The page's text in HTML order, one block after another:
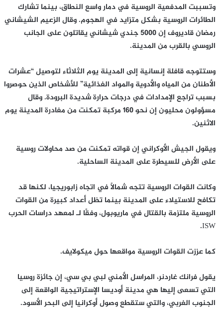
وتسببت المدفعية الروسية في دمار واسع النطاق، بينما تشارك
الطائرات الروسية بشكل متزايد في الهجوم. وقال الزعيم الشيشاني
رمضان قاديروف إن 5000 جندي شيشاني يقاتلون على الجانب
الروسي بالقرب من المدينة.
وستتوجه قافلة إنسانية إلى المدينة يوم الثلاثاء لتوصيل “عشرات
الأطنان من المياه والأدوية والمواد الغذائية” للأشخاص الذين حوصروا
بسبب تراجع الإمدادات في درجات حرارة شديدة البرودة. وقال
مسؤولون محليون إن نحو 160 مركبة تمكنت من مغادرة المدينة يوم
الاثنين.
ويقول الجيش الأوكراني إن قواته تمكنت من صد محاولات روسية
على الأرض للسيطرة على المدينة الساحلية.
وكانت القوات الروسية تتجه شمالًا في اتجاه زابوريجيا، لكنها قد
تكافح للاستيلاء على المدينة بينما تظل أعداد كبيرة من القوات
الروسية ملتزمة بالقتال في ماريوبول، وفقًا لـ لمعهد دراسات الحرب
ISW.
كما عززت القوات الروسية مواقعها حول ميكولايف.
يقول فرانك غاردنر، المراسل الأمني لبي بي سي، إن جائزة روسيا
التي تسعى إليها هي مدينة أوديسا الإستراتيجية الواقعة إلى
الجنوب الغربي، والتي ستقطع وصول أوكرانيا إلى البحر الأسود.